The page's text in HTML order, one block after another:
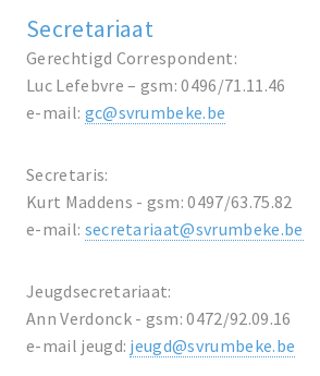
Secretariaat
Gerechtigd Correspondent:
Luc Lefebvre – gsm: 0496/71.11.46
e-mail: gc@svrumbeke.be
Secretaris:
Kurt Maddens - gsm: 0497/63.75.82
e-mail: secretariaat@svrumbeke.be
Jeugdsecretariaat:
Ann Verdonck - gsm: 0472/92.09.16
e-mail jeugd: jeugd@svrumbeke.be